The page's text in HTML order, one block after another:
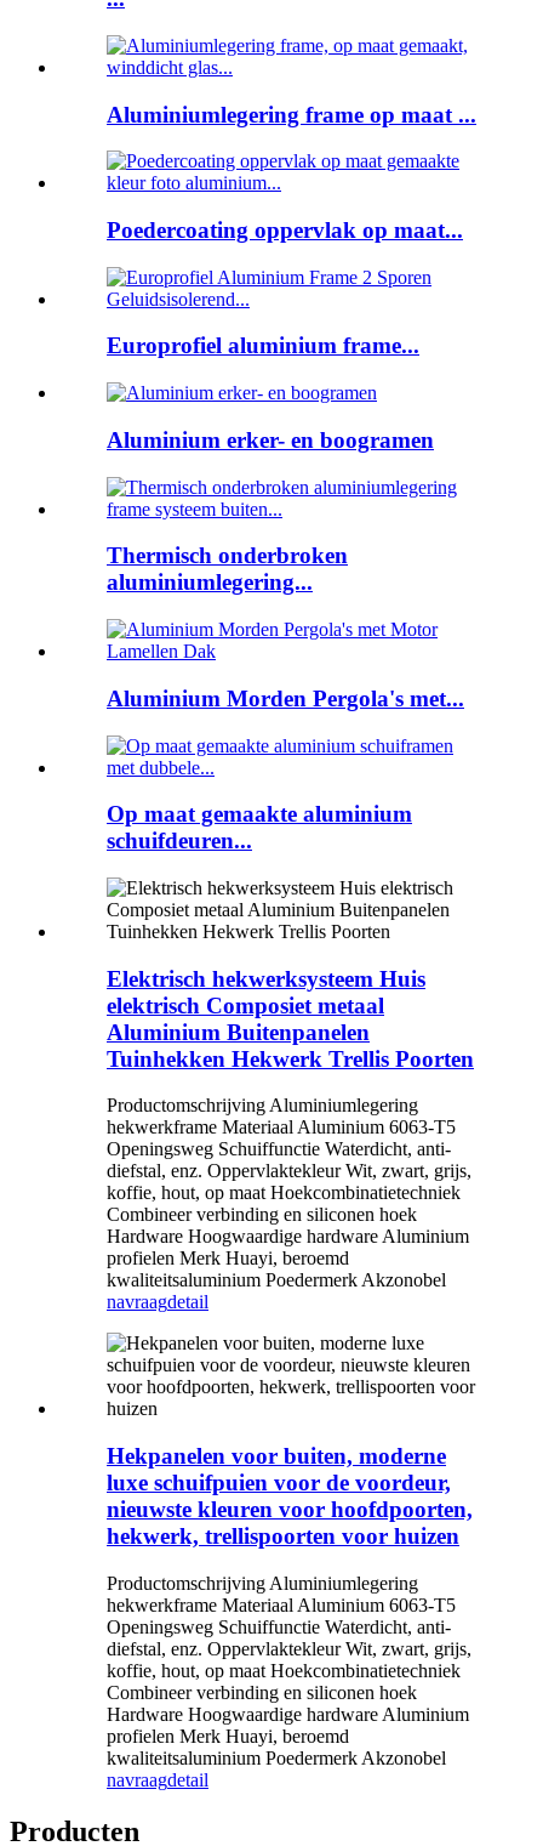
Aluminiumlegering frame op maat ...
Poedercoating oppervlak op maat...
Europrofiel aluminium frame...
Aluminium erker- en boogramen
Thermisch onderbroken
aluminiumlegering...
Aluminium Morden Pergola's met...
Op maat gemaakte aluminium
schuifdeuren...
Elektrisch hekwerksysteem Huis
elektrisch Composiet metaal
Aluminium Buitenpanelen
Tuinhekken Hekwerk Trellis Poorten
Productomschrijving Aluminiumlegering
hekwerkframe Materiaal Aluminium 6063-T5
Openingsweg Schuiffunctie Waterdicht, anti-
diefstal, enz. Oppervlaktekleur Wit, zwart, grijs,
koffie, hout, op maat Hoekcombinatietechniek
Combineer verbinding en siliconen hoek
Hardware Hoogwaardige hardware Aluminium
profielen Merk Huayi, beroemd
kwaliteitsaluminium Poedermerk Akzonobel
navraagdetail
Hekpanelen voor buiten, moderne
luxe schuifpuien voor de voordeur,
nieuwste kleuren voor hoofdpoorten,
hekwerk, trellispoorten voor huizen
Productomschrijving Aluminiumlegering
hekwerkframe Materiaal Aluminium 6063-T5
Openingsweg Schuiffunctie Waterdicht, anti-
diefstal, enz. Oppervlaktekleur Wit, zwart, grijs,
koffie, hout, op maat Hoekcombinatietechniek
Combineer verbinding en siliconen hoek
Hardware Hoogwaardige hardware Aluminium
profielen Merk Huayi, beroemd
kwaliteitsaluminium Poedermerk Akzonobel
navraagdetail
Producten